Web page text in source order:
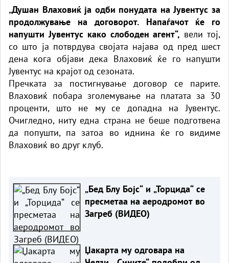
„Душан Влаховиќ ја одби понудата на Јувентус за
продолжување на договорот. Напаѓачот ќе го
напушти Јувентус како слободен агент“, вели тој,
со што ја потврдува својата најава од пред шест
дена кога објави дека Влаховиќ ќе го напушти
Јувентус на крајот од сезоната.
Пречката за постигнување договор се парите.
Влаховиќ побара зголемување на платата за 30
проценти, што не му се допадна на Јувентус.
Очигледно, ниту една страна не беше подготвена
да попушти, па затоа во иднина ќе го видиме
Влаховиќ во друг клуб.
„Бед Блу Бојс“ и „Торцида“ се
пресметаа на аеродромот во
Загреб (ВИДЕО)
Џакарта му одговара на